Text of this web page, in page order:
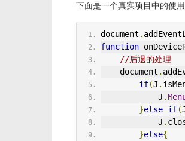
下面是一个真实项目中的使
document .
function
//后退的处理
    document
.
if(J .
            J
.
}else if(
            J
.
}else{